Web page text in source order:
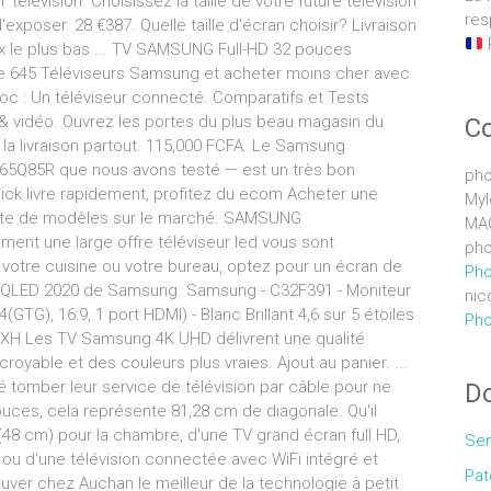
28 €387. Quelle taille d'écran choisir? Livraison
plus bas ... TV SAMSUNG Full-HD 32 pouces
645 Téléviseurs Samsung et acheter moins cher avec
: Un téléviseur connecté. Comparatifs et Tests
vidéo. Ouvrez les portes du plus beau magasin du
livraison partout. 115,000 FCFA. Le Samsung
que nous avons testé — est un très bon
livre rapidement, profitez du ecom Acheter une
de modèles sur le marché. SAMSUNG
une large offre téléviseur led vous sont
cuisine ou votre bureau, optez pour un écran de
2020 de Samsung. Samsung - C32F391 - Moniteur
16:9, 1 port HDMI) - Blanc Brillant 4,6 sur 5 étoiles
Les TV Samsung 4K UHD délivrent une qualité
et des couleurs plus vraies. Ajout au panier. ...
tomber leur service de télévision par câble pour ne
cela représente 81,28 cm de diagonale. Qu'il
cm) pour la chambre, d'une TV grand écran full HD,
d'une télévision connectée avec WiFi intégré et
chez Auchan le meilleur de la technologie à petit